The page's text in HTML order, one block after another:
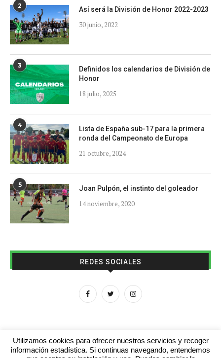
2 Así será la División de Honor 2022-2023
30 junio, 2022
3
Definidos los calendarios de División de
Honor
18 julio, 2025
4
Lista de España sub-17 para la primera
ronda del Campeonato de Europa
21 octubre, 2024
5 Joan Pulpón, el instinto del goleador
14 noviembre, 2020
REDES SOCIALES
Utilizamos cookies para ofrecer nuestros servicios y recoger
información estadística. Si continuas navegando, entendemos